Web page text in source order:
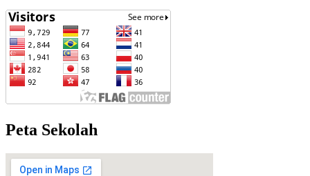
Peta Sekolah